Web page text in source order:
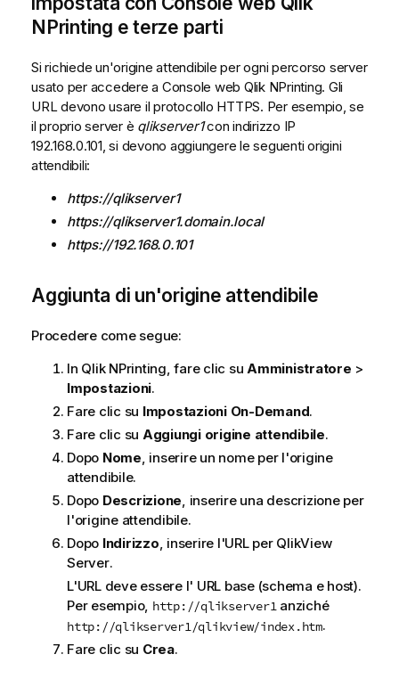
NPrinting e terze parti
Si richiede un'origine attendibile per ogni percorso server
usato per accedere a Console web Qlik NPrinting. Gli
URL devono usare il protocollo HTTPS. Per esempio, se
il proprio server è qlikserver1con indirizzo IP
192.168.0.101, si devono aggiungere le seguenti origini
attendibili:
https://qlikserver1
https://qlikserver1.domain.local
https://192.168.0.101
Aggiunta di un'origine attendibile
Procedere come segue:
In Qlik NPrinting, fare clic su Amministratore >
Impostazioni.
Fare clic su Impostazioni On-Demand.
Fare clic su Aggiungi origine attendibile.
Dopo Nome, inserire un nome per l'origine
attendibile.
Dopo Descrizione, inserire una descrizione per
l'origine attendibile.
Dopo Indirizzo, inserire l'URL per QlikView
Server.
L'URL deve essere l' URL base (schema e host).
Per esempio, http://qlikserver1anziché
http://qlikserver1/qlikview/index.htm.
Fare clic su Crea.